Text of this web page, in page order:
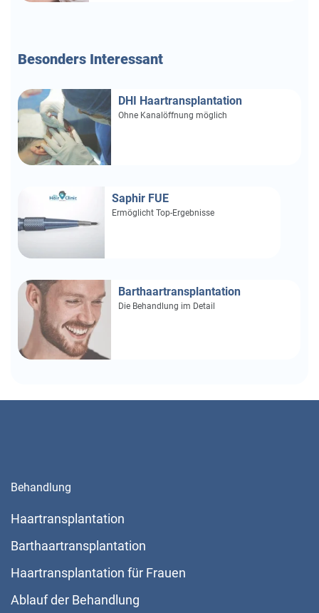
Besonders Interessant
DHI Haartransplantation
Ohne Kanalöffnung möglich
Saphir FUE
Ermöglicht Top-Ergebnisse
Barthaartransplantation
Die Behandlung im Detail
Behandlung
Haartransplantation
Barthaartransplantation
Haartransplantation für Frauen
Ablauf der Behandlung